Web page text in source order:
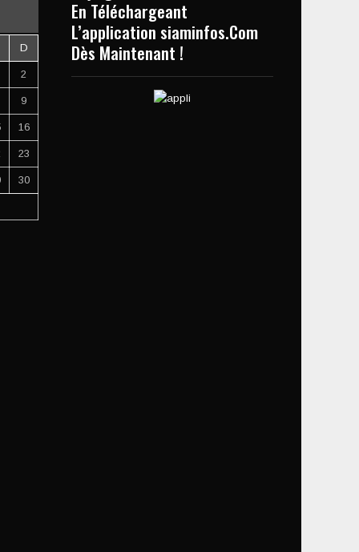
D
2
9
16
23
30
En Téléchargeant
L’application siaminfos.Com
Dès Maintenant !